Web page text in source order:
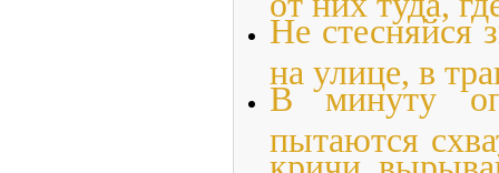
Не стесняйся
на улице, в
В минуту
пытаются
кричи,